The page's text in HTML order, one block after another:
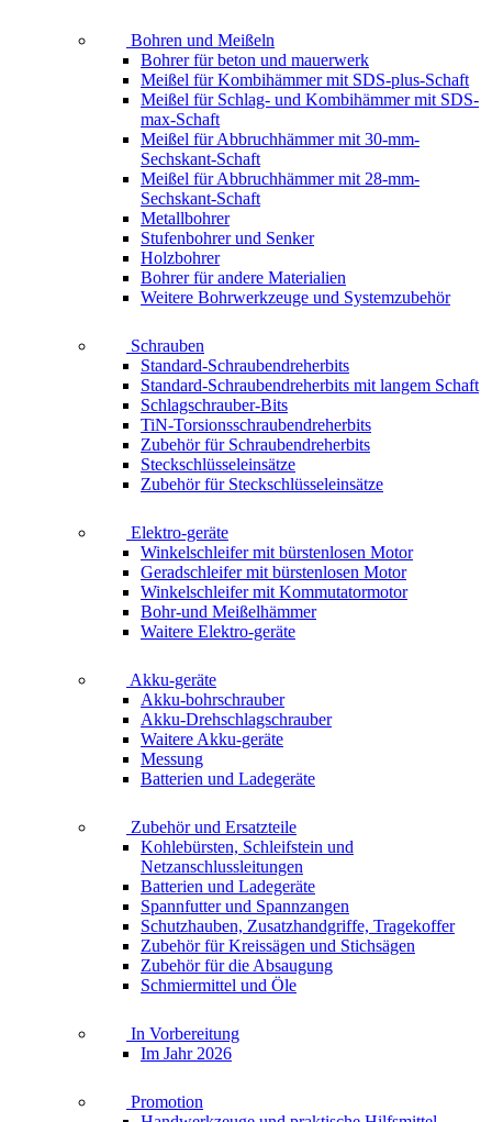
Bohren und Meißeln
Bohrer für beton und mauerwerk
Meißel für Kombihämmer mit SDS-plus-Schaft
Meißel für Schlag- und Kombihämmer mit SDS-
max-Schaft
Meißel für Abbruchhämmer mit 30-mm-
Sechskant-Schaft
Meißel für Abbruchhämmer mit 28-mm-
Sechskant-Schaft
Metallbohrer
Stufenbohrer und Senker
Holzbohrer
Bohrer für andere Materialien
Weitere Bohrwerkzeuge und Systemzubehör
Schrauben
Standard-Schraubendreherbits
Standard-Schraubendreherbits mit langem Schaft
Schlagschrauber-Bits
TiN-Torsionsschraubendreherbits
Zubehör für Schraubendreherbits
Steckschlüsseleinsätze
Zubehör für Steckschlüsseleinsätze
Elektro-geräte
Winkelschleifer mit bürstenlosen Motor
Geradschleifer mit bürstenlosen Motor
Winkelschleifer mit Kommutatormotor
Bohr-und Meißelhämmer
Waitere Elektro-geräte
Akku-geräte
Akku-bohrschrauber
Akku-Drehschlagschrauber
Waitere Akku-geräte
Messung
Batterien und Ladegeräte
Zubehör und Ersatzteile
Kohlebürsten, Schleifstein und
Netzanschlussleitungen
Batterien und Ladegeräte
Spannfutter und Spannzangen
Schutzhauben, Zusatzhandgriffe, Tragekoffer
Zubehör für Kreissägen und Stichsägen
Zubehör für die Absaugung
Schmiermittel und Öle
In Vorbereitung
Im Jahr 2026
Promotion